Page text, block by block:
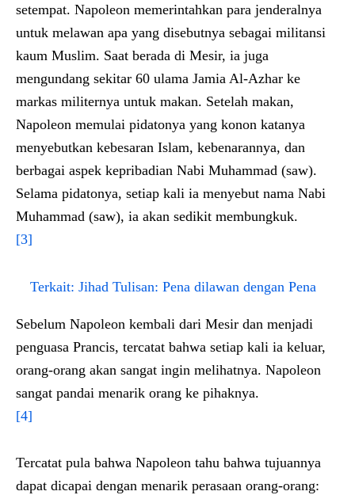
setempat. Napoleon memerintahkan para jenderalnya
untuk melawan apa yang disebutnya sebagai militansi
kaum Muslim. Saat berada di Mesir, ia juga
mengundang sekitar 60 ulama Jamia Al-Azhar ke
markas militernya untuk makan. Setelah makan,
Napoleon memulai pidatonya yang konon katanya
menyebutkan kebesaran Islam, kebenarannya, dan
berbagai aspek kepribadian Nabi Muhammad (saw).
Selama pidatonya, setiap kali ia menyebut nama Nabi
Muhammad (saw), ia akan sedikit membungkuk.
[3]
Terkait: Jihad Tulisan: Pena dilawan dengan Pena
Sebelum Napoleon kembali dari Mesir dan menjadi
penguasa Prancis, tercatat bahwa setiap kali ia keluar,
orang-orang akan sangat ingin melihatnya. Napoleon
sangat pandai menarik orang ke pihaknya.
[4]
Tercatat pula bahwa Napoleon tahu bahwa tujuannya
dapat dicapai dengan menarik perasaan orang-orang: